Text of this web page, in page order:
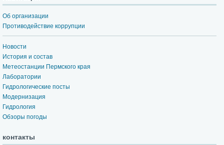
Об организации
Противодействие коррупции
Новости
История и состав
Метеостанции Пермского края
Лаборатории
Гидрологические посты
Модернизация
Гидрология
Обзоры погоды
контакты